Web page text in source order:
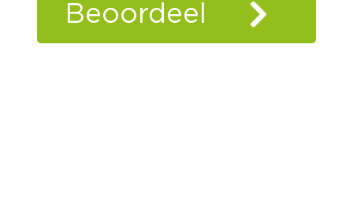
Beoordeel